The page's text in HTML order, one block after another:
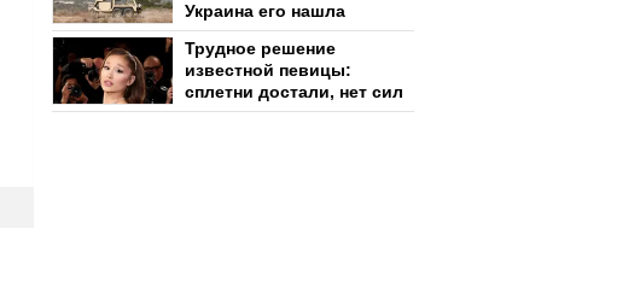
Украина его нашла
Трудное решение
известной певицы:
сплетни достали, нет сил